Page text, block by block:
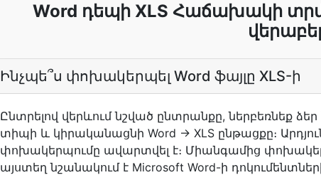
Word դեպի XLS Հաճախակի
Ինչպե՞ս փոխակերպել Word ֆայլը XLS-ի
Ընտրելով վերևում նշված ընտրանքը, ներբեռնեք
տիպի և կիրականացնի Word → XLS ընթացքը։
փոխակերպումը ավարտվել է։ Միանգամից
այստեղ նշանակում է Microsoft Word-ի